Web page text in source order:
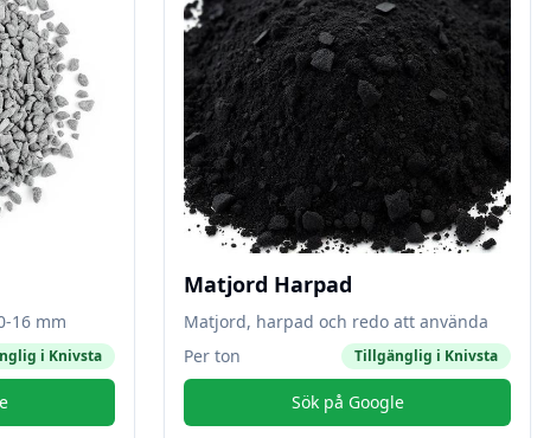
16 mm
i Knivsta
Matjord Harpad
Matjord, harpad och redo att använda
Per ton
Tillgänglig i Knivsta
Sök på Google